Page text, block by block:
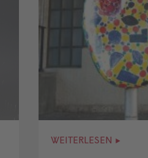
WEITERLESEN ▸